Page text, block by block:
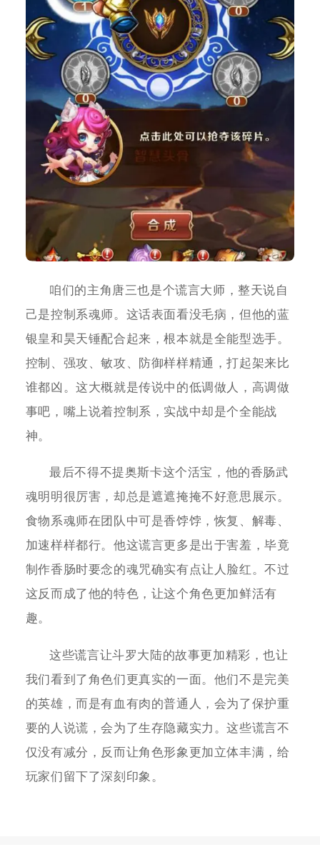
咱们的主角唐三也是个谎言大师，整天说自
己是控制系魂师。这话表面看没毛病，但他的蓝
银皇和昊天锤配合起来，根本就是全能型选手。
控制、强攻、敏攻、防御样样精通，打起架来比
谁都凶。这大概就是传说中的低调做人，高调做
事吧，嘴上说着控制系，实战中却是个全能战
神。
最后不得不提奥斯卡这个活宝，他的香肠武
魂明明很厉害，却总是遮遮掩掩不好意思展示。
食物系魂师在团队中可是香饽饽，恢复、解毒、
加速样样都行。他这谎言更多是出于害羞，毕竟
制作香肠时要念的魂咒确实有点让人脸红。不过
这反而成了他的特色，让这个角色更加鲜活有
趣。
这些谎言让斗罗大陆的故事更加精彩，也让
我们看到了角色们更真实的一面。他们不是完美
的英雄，而是有血有肉的普通人，会为了保护重
要的人说谎，会为了生存隐藏实力。这些谎言不
仅没有减分，反而让角色形象更加立体丰满，给
玩家们留下了深刻印象。